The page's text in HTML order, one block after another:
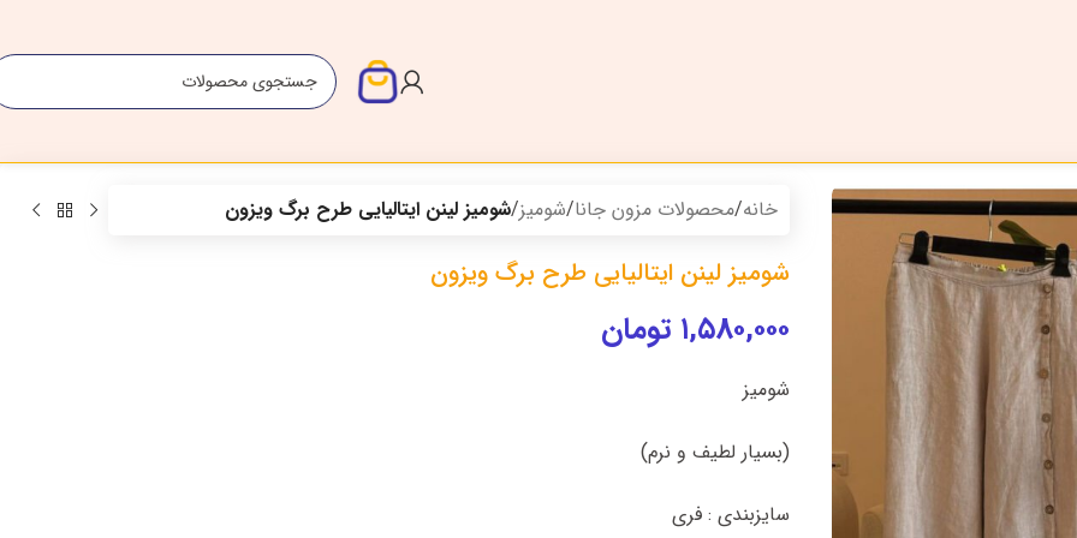
خانه/محصولات مزون جانا/شومیز/شومیز لینن ایتالیایی طرح برگ ویزون
شومیز لینن ایتالیایی طرح برگ ویزون
۱,۵۸۰,۰۰۰ تومان
شومیز
(بسیار لطیف و نرم)
سایزبندی : فری